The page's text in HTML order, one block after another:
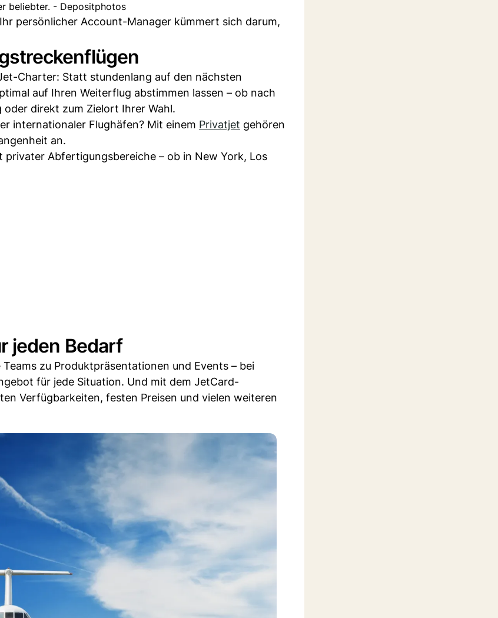
beliebter. - Depositphotos
persönlicher Account-Manager kümmert sich darum,
Charter: Statt stundenlang auf den nächsten
auf Ihren Weiterflug abstimmen lassen – ob nach
direkt zum Zielort Ihrer Wahl.
internationaler Flughäfen? Mit einem Privatjet gehören
an.
Abfertigungsbereiche – ob in New York, Los
jeden Bedarf
zu Produktpräsentationen und Events – bei
für jede Situation. Und mit dem JetCard-
Verfügbarkeiten, festen Preisen und vielen weiteren